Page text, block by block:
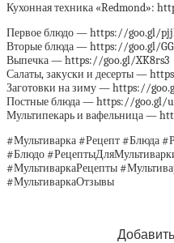
Кухонная техника «Redmond»:
Первое блюдо — https://goo.gl/
Вторые блюда — https://goo.gl/
Выпечка — https://goo.gl/XK8rs3
Салаты, закуски и десерты —
Заготовки на зиму — https://
Постные блюда — https://goo.gl/
Мультипекарь и вафельница —
#Мультиварка #Рецепт #Блюда
#Блюдо
#МультиваркаРецепты
#МультиваркаОтзывы